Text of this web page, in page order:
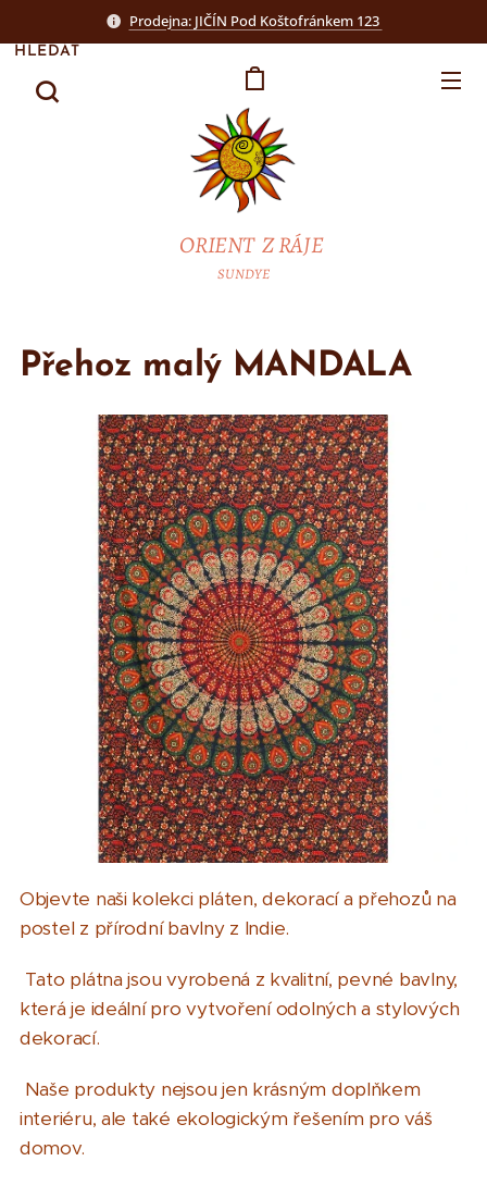
Prodejna: JIČÍN Pod Koštofránkem 123
ORIENT Z RÁJE
SUNDYE
HLEDAT
Přehoz malý MANDALA
Objevte naši kolekci pláten, dekorací a přehozů na
postel z přírodní bavlny z Indie.
Tato plátna jsou vyrobená z kvalitní, pevné bavlny,
která je ideální pro vytvoření odolných a stylových
dekorací.
Naše produkty nejsou jen krásným doplňkem
interiéru, ale také ekologickým řešením pro váš
domov.